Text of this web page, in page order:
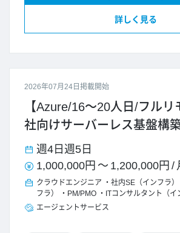
詳しく見る
2026年07月24日掲載開始
【Azure/16～20人日/フル
社向けサーバーレス基盤構
週4日 週5日
1,000,000円 ～ 1,200,000円 /
クラウドエンジニア 社内SE（インフラ）
フラ）
PM/PMO
ITコンサルタント（イ
エージェントサービス